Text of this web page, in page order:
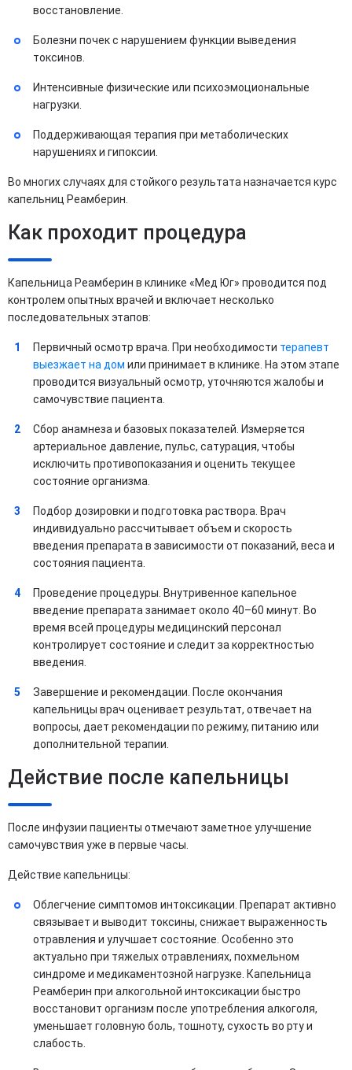
восстановление.
Болезни почек с нарушением функции выведения
токсинов.
Интенсивные физические или психоэмоциональные
нагрузки.
Поддерживающая терапия при метаболических
нарушениях и гипоксии.
Во многих случаях для стойкого результата назначается курс
капельниц Реамберин.
Как проходит процедура
Капельница Реамберин в клинике «Мед Юг» проводится под
контролем опытных врачей и включает несколько
последовательных этапов:
Первичный осмотр врача. При необходимости терапевт
выезжает на дом или принимает в клинике. На этом этапе
проводится визуальный осмотр, уточняются жалобы и
самочувствие пациента.
Сбор анамнеза и базовых показателей. Измеряется
артериальное давление, пульс, сатурация, чтобы
исключить противопоказания и оценить текущее
состояние организма.
Подбор дозировки и подготовка раствора. Врач
индивидуально рассчитывает объем и скорость
введения препарата в зависимости от показаний, веса и
состояния пациента.
Проведение процедуры. Внутривенное капельное
введение препарата занимает около 40–60 минут. Во
время всей процедуры медицинский персонал
контролирует состояние и следит за корректностью
введения.
Завершение и рекомендации. После окончания
капельницы врач оценивает результат, отвечает на
вопросы, дает рекомендации по режиму, питанию или
дополнительной терапии.
Действие после капельницы
После инфузии пациенты отмечают заметное улучшение
самочувствия уже в первые часы.
Действие капельницы:
Облегчение симптомов интоксикации. Препарат активно
связывает и выводит токсины, снижает выраженность
отравления и улучшает состояние. Особенно это
актуально при тяжелых отравлениях, похмельном
синдроме и медикаментозной нагрузке. Капельница
Реамберин при алкогольной интоксикации быстро
восстановит организм после употребления алкоголя,
уменьшает головную боль, тошноту, сухость во рту и
слабость.